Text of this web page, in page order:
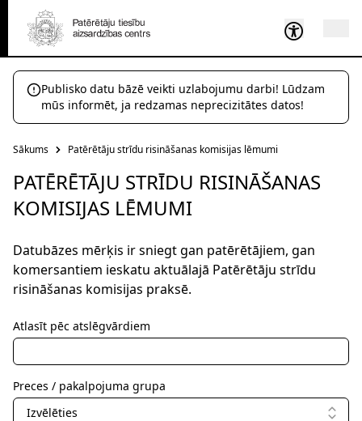
Publisko datu bāzē veikti uzlabojumu darbi! Lūdzam
mūs informēt, ja redzamas neprecizitātes datos!
Sākums Patērētāju strīdu risināšanas komisijas lēmumi
PATĒRĒTĀJU STRĪDU RISINĀŠANAS
KOMISIJAS LĒMUMI
Datubāzes mērķis ir sniegt gan patērētājiem, gan
komersantiem ieskatu aktuālajā Patērētāju strīdu
risināšanas komisijas praksē.
Atlasīt pēc atslēgvārdiem
Preces / pakalpojuma grupa
Izvēlēties